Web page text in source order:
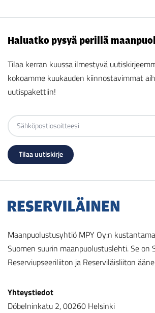
Haluatko pysyä perillä
Tilaa kerran kuussa ilmestyvä
kokoamme kuukauden kiinnostavimmat
uutispakettiin!
Maanpuolustusyhtiö MPY Oy:n
Suomen suurin maanpuolustuslehti. Se on
Reserviupseeriliiton ja Reserviläisliiton
Yhteystiedot
Döbelninkatu 2, 00260 Helsinki